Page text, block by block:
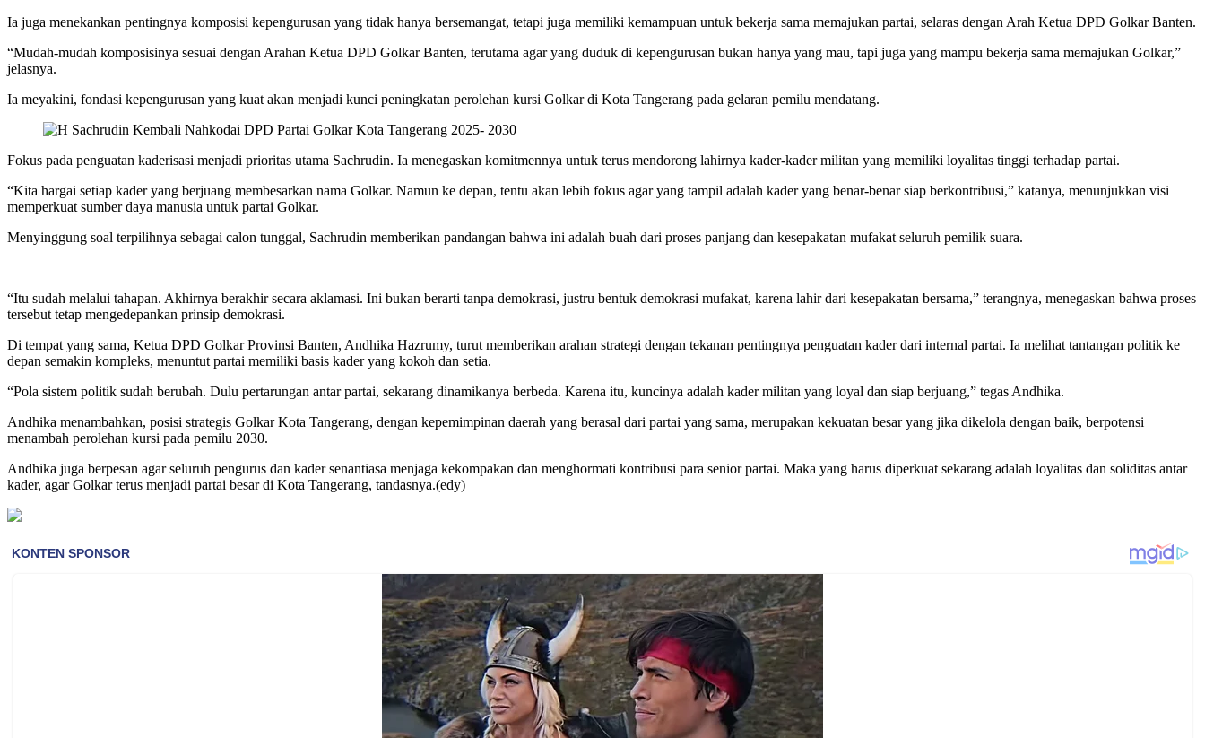
Ia juga menekankan pentingnya komposisi kepengurusan yang tidak hanya bersemangat, tetapi juga memiliki kemampuan untuk bekerja sama memajukan partai, selaras dengan Arah Ketua DPD Golkar Banten.
“Mudah-mudah komposisinya sesuai dengan Arahan Ketua DPD Golkar Banten, terutama agar yang duduk di kepengurusan bukan hanya yang mau, tapi juga yang mampu bekerja sama memajukan Golkar,”
jelasnya.
Ia meyakini, fondasi kepengurusan yang kuat akan menjadi kunci peningkatan perolehan kursi Golkar di Kota Tangerang pada gelaran pemilu mendatang.
Fokus pada penguatan kaderisasi menjadi prioritas utama Sachrudin. Ia menegaskan komitmennya untuk terus mendorong lahirnya kader-kader militan yang memiliki loyalitas tinggi terhadap partai.
“Kita hargai setiap kader yang berjuang membesarkan nama Golkar. Namun ke depan, tentu akan lebih fokus agar yang tampil adalah kader yang benar-benar siap berkontribusi,” katanya, menunjukkan visi
memperkuat sumber daya manusia untuk partai Golkar.
Menyinggung soal terpilihnya sebagai calon tunggal, Sachrudin memberikan pandangan bahwa ini adalah buah dari proses panjang dan kesepakatan mufakat seluruh pemilik suara.
“Itu sudah melalui tahapan. Akhirnya berakhir secara aklamasi. Ini bukan berarti tanpa demokrasi, justru bentuk demokrasi mufakat, karena lahir dari kesepakatan bersama,” terangnya, menegaskan bahwa proses
tersebut tetap mengedepankan prinsip demokrasi.
Di tempat yang sama, Ketua DPD Golkar Provinsi Banten, Andhika Hazrumy, turut memberikan arahan strategi dengan tekanan pentingnya penguatan kader dari internal partai. Ia melihat tantangan politik ke
depan semakin kompleks, menuntut partai memiliki basis kader yang kokoh dan setia.
“Pola sistem politik sudah berubah. Dulu pertarungan antar partai, sekarang dinamikanya berbeda. Karena itu, kuncinya adalah kader militan yang loyal dan siap berjuang,” tegas Andhika.
Andhika menambahkan, posisi strategis Golkar Kota Tangerang, dengan kepemimpinan daerah yang berasal dari partai yang sama, merupakan kekuatan besar yang jika dikelola dengan baik, berpotensi
menambah perolehan kursi pada pemilu 2030.
Andhika juga berpesan agar seluruh pengurus dan kader senantiasa menjaga kekompakan dan menghormati kontribusi para senior partai. Maka yang harus diperkuat sekarang adalah loyalitas dan soliditas antar
kader, agar Golkar terus menjadi partai besar di Kota Tangerang, tandasnya.(edy)